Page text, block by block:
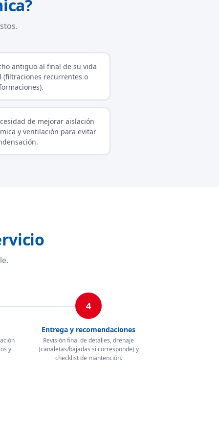
antiguo al final de su vida
(filtraciones recurrentes o
de mejorar aislación
y ventilación para evitar
y
4
Entrega y recomendaciones
Revisión final de detalles, drenaje
(canaletas/bajadas si corresponde) y
checklist de mantención.